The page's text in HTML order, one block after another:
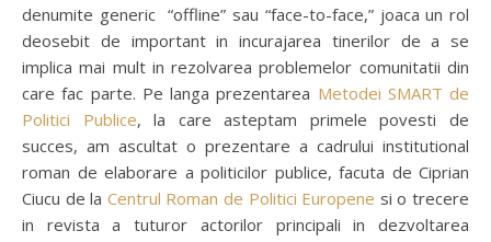
denumite generic “offline” sau “face-to-face,” joaca un rol
deosebit de important in incurajarea tinerilor de a se
implica mai mult in rezolvarea problemelor comunitatii din
care fac parte. Pe langa prezentarea Metodei SMART de
Politici Publice, la care asteptam primele povesti de
succes, am ascultat o prezentare a cadrului institutional
roman de elaborare a politicilor publice, facuta de Ciprian
Ciucu de la Centrul Roman de Politici Europene si o trecere
in revista a tuturor actorilor principali in dezvoltarea